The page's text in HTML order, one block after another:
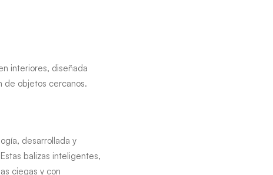
interiores, diseñada
de objetos cercanos.
desarrollada y
balizas inteligentes,
ciegas y con